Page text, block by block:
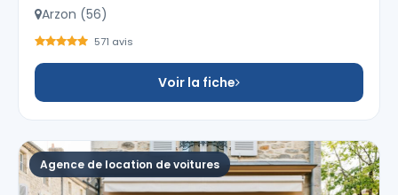
Arzon (56)
571 avis
Voir la fiche
Agence de location de voitures